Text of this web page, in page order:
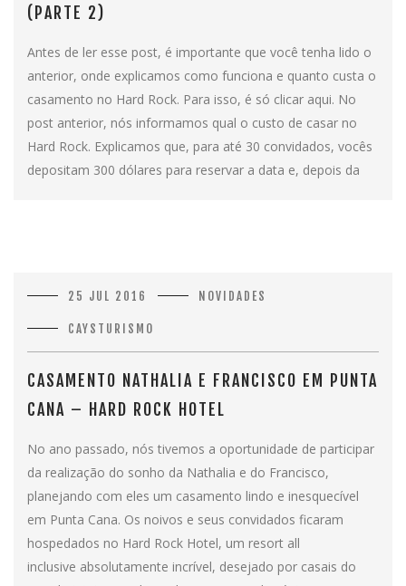
(PARTE 2)
Antes de ler esse post, é importante que você tenha lido o
anterior, onde explicamos como funciona e quanto custa o
casamento no Hard Rock. Para isso, é só clicar aqui. No
post anterior, nós informamos qual o custo de casar no
Hard Rock. Explicamos que, para até 30 convidados, vocês
depositam 300 dólares para reservar a data e, depois da
25 JUL 2016 NOVIDADES
CAYSTURISMO
CASAMENTO NATHALIA E FRANCISCO EM PUNTA
CANA – HARD ROCK HOTEL
No ano passado, nós tivemos a oportunidade de participar
da realização do sonho da Nathalia e do Francisco,
planejando com eles um casamento lindo e inesquecível
em Punta Cana. Os noivos e seus convidados ficaram
hospedados no Hard Rock Hotel, um resort all
inclusive absolutamente incrível, desejado por casais do